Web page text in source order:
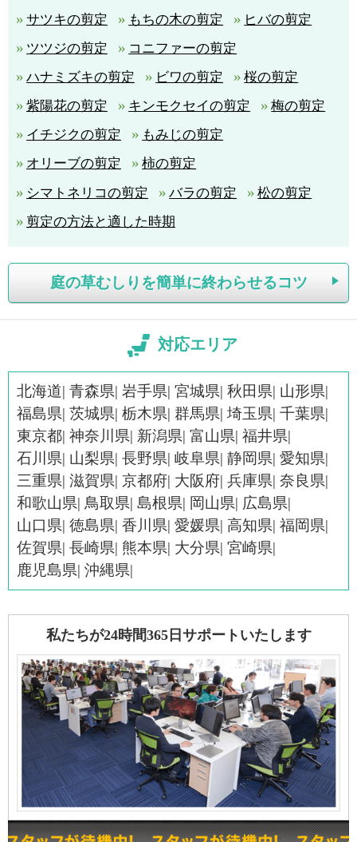
サツキの剪定
もちの木の剪定
ヒバの剪定
ツツジの剪定
コニファーの剪定
ハナミズキの剪定
ビワの剪定
桜の剪定
紫陽花の剪定
キンモクセイの剪定
梅の剪定
イチジクの剪定
もみじの剪定
オリーブの剪定
柿の剪定
シマトネリコの剪定
バラの剪定
松の剪定
剪定の方法と適した時期
庭の草むしりを簡単に終わらせるコツ
対応エリア
北海道 青森県 岩手県 宮城県 秋田県 山形県
福島県 茨城県 栃木県 群馬県 埼玉県 千葉県
東京都 神奈川県 新潟県 富山県 福井県
石川県 山梨県 長野県 岐阜県 静岡県 愛知県
三重県 滋賀県 京都府 大阪府 兵庫県 奈良県
和歌山県 鳥取県 島根県 岡山県 広島県
山口県 徳島県 香川県 愛媛県 高知県 福岡県
佐賀県 長崎県 熊本県 大分県 宮崎県
鹿児島県 沖縄県
私たちが24時間365日サポートいたします